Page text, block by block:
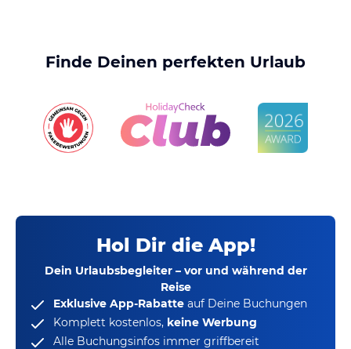
Finde Deinen perfekten Urlaub
Hol Dir die App!
Dein Urlaubsbegleiter – vor und während der
Reise
Exklusive App-Rabatte auf Deine Buchungen
Komplett kostenlos, keine Werbung
Alle Buchungsinfos immer griffbereit